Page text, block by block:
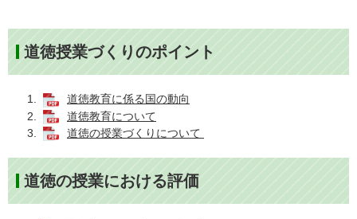
道徳授業づくりのポイント
道徳教育に係る国の動向
道徳教育について
道徳の授業づくりについて
道徳の授業における評価